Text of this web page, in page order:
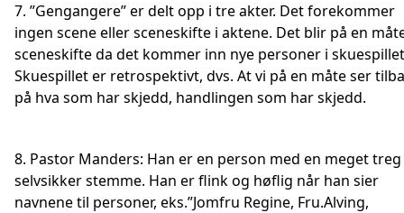
7. ”Gengangere” er delt opp i tre akter. Det forekommer
ingen scene eller sceneskifte i aktene. Det blir på en
sceneskifte da det kommer inn nye personer i
Skuespillet er retrospektivt, dvs. At vi på en måte ser
på hva som har skjedd, handlingen som har skjedd.
8. Pastor Manders: Han er en person med en meget
selvsikker stemme. Han er flink og høflig når han sier
navnene til personer, eks.”Jomfru Regine, Fru.Alving,